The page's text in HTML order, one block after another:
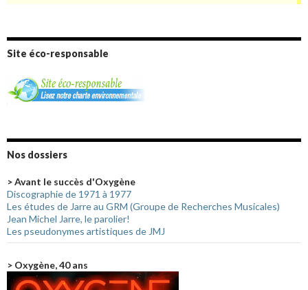
Site éco-responsable
Nos dossiers
> Avant le succès d'Oxygène
Discographie de 1971 à 1977
Les études de Jarre au GRM (Groupe de Recherches Musicales)
Jean Michel Jarre, le parolier!
Les pseudonymes artistiques de JMJ
> Oxygène, 40 ans